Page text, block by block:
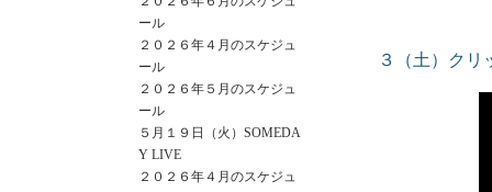
ール
２０２６年４月のスケジュ
ール
２０２６年５月のスケジュ
ール
５月１９日（火）SOMEDA
Y LIVE
２０２６年４月のスケジュ
３（土）ク